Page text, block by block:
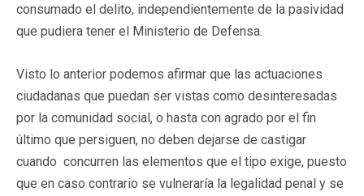
consumado el delito, independientemente de la pasividad
que pudiera tener el Ministerio de Defensa.
Visto lo anterior podemos afirmar que las actuaciones
ciudadanas que puedan ser vistas como desinteresadas
por la comunidad social, o hasta con agrado por el fin
último que persiguen, no deben dejarse de castigar
cuando concurren las elementos que el tipo exige, puesto
que en caso contrario se vulneraría la legalidad penal y se